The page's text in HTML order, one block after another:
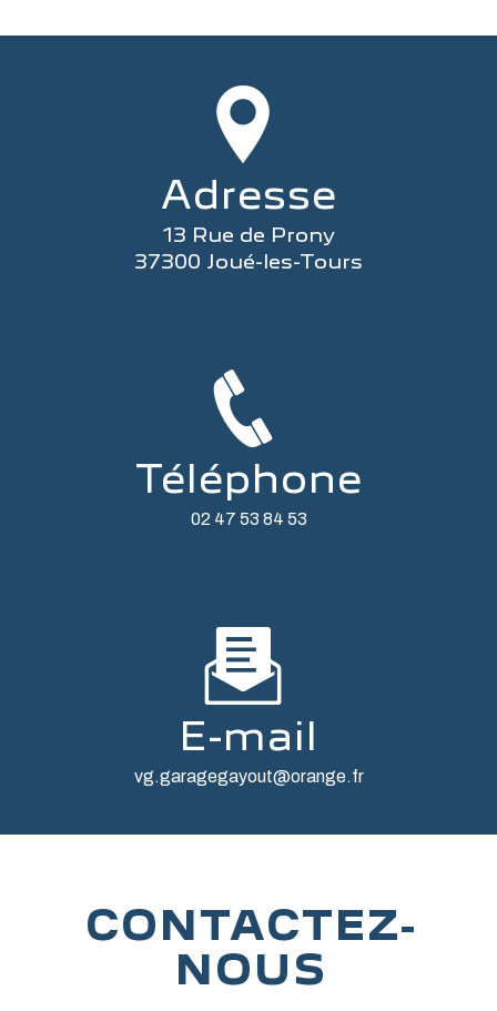
Adresse
13 Rue de Prony
37300 Joué-les-Tours
Téléphone
02 47 53 84 53
E-mail
vg.garagegayout@orange.fr
CONTACTEZ-
NOUS